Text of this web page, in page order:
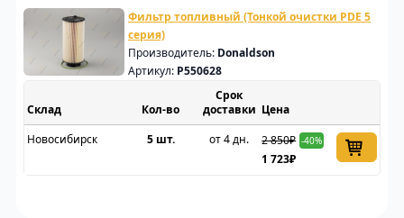
Фильтр топливный (Тонкой очистки PDE 5
серия)
Производитель: Donaldson
Артикул: P550628
Склад
Срок
доставки Цена
Новосибирск
5 шт. от 4 дн. 2 850₽ -40%
1 723₽